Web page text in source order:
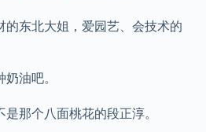
东北大姐，爱园艺、会技术的
油吧。
那个八面桃花的段正淳。